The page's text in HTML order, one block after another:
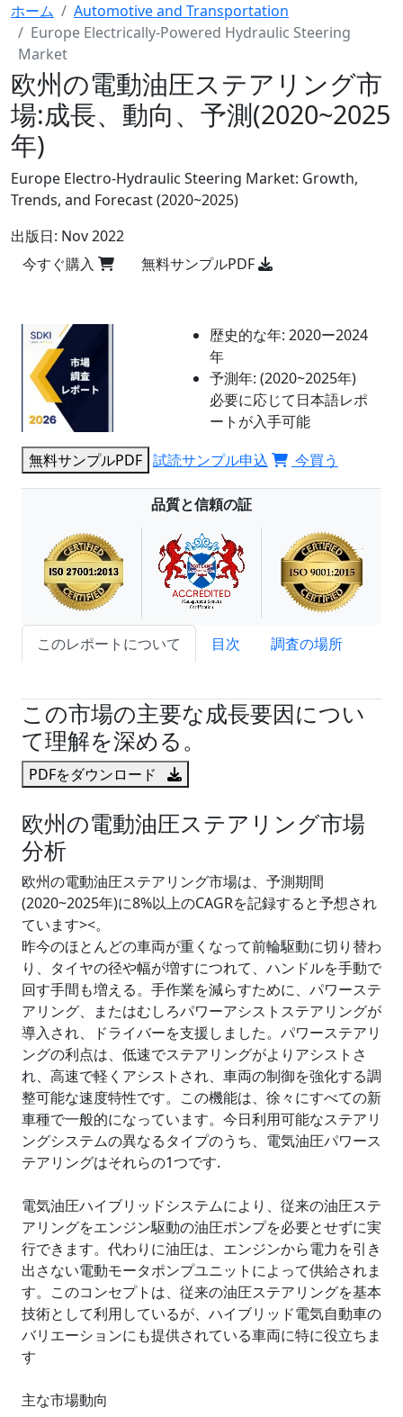
ホーム
Automotive and Transportation
Europe Electrically-Powered Hydraulic Steering
Market
欧州の電動油圧ステアリング市
場:成長、動向、予測(2020~2025
年)
Europe Electro-Hydraulic Steering Market: Growth,
Trends, and Forecast (2020~2025)
出版日: Nov 2022
今すぐ購入
無料サンプルPDF
歴史的な年: 2020ー2024
年
予測年: (2020~2025年)
必要に応じて日本語レポ
ートが入手可能
無料サンプルPDF 試読サンプル申込 今買う
品質と信頼の証
このレポートについて 目次
調査の場所
この市場の主要な成長要因につい
て理解を深める。
PDFをダウンロード
欧州の電動油圧ステアリング市場
分析
欧州の電動油圧ステアリング市場は、予測期間
(2020~2025年)に8%以上のCAGRを記録すると予想され
ています><。
昨今のほとんどの車両が重くなって前輪駆動に切り替わ
り、タイヤの径や幅が増すにつれて、ハンドルを手動で
回す手間も増える。手作業を減らすために、パワーステ
アリング、またはむしろパワーアシストステアリングが
導入され、ドライバーを支援しました。パワーステアリ
ングの利点は、低速でステアリングがよりアシストさ
れ、高速で軽くアシストされ、車両の制御を強化する調
整可能な速度特性です。この機能は、徐々にすべての新
車種で一般的になっています。今日利用可能なステアリ
ングシステムの異なるタイプのうち、電気油圧パワース
テアリングはそれらの1つです.
電気油圧ハイブリッドシステムにより、従来の油圧ステ
アリングをエンジン駆動の油圧ポンプを必要とせずに実
行できます。代わりに油圧は、エンジンから電力を引き
出さない電動モータポンプユニットによって供給されま
す。このコンセプトは、従来の油圧ステアリングを基本
技術として利用しているが、ハイブリッド電気自動車の
バリエーションにも提供されている車両に特に役立ちま
す
主な市場動向